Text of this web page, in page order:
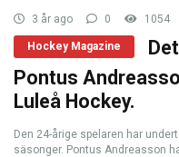
3 år ago 0 1054
Hockey Magazine
Pontus
Luleå Hockey.
Den 24-årige spelaren har
säsonger. Pontus Andreasson